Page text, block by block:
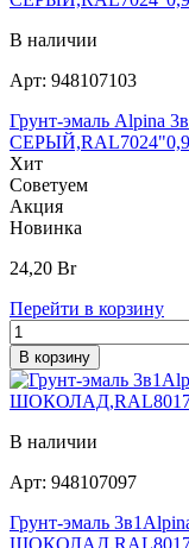
В наличии
Арт: 948107103
Грунт-эмаль Alpina
Хит
Советуем
Акция
Новинка
24,20 Br
Перейти в корзину
В корзину
В наличии
Арт: 948107097
Грунт-эмаль